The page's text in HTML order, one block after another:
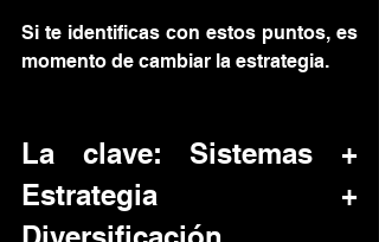
Si te identificas con estos puntos, es
momento de cambiar la estrategia.
La clave: Sistemas +
Estrategia +